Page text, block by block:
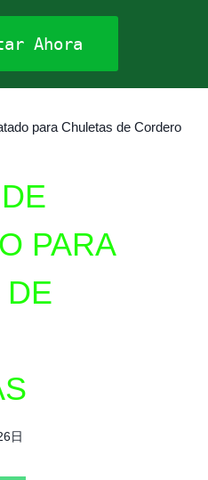
Ahora
para Chuletas de Cordero
PARA
DE
日